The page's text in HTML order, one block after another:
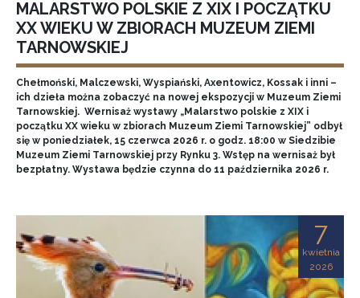
MALARSTWO POLSKIE Z XIX I POCZĄTKU
XX WIEKU W ZBIORACH MUZEUM ZIEMI
TARNOWSKIEJ
Chełmoński, Malczewski, Wyspiański, Axentowicz, Kossak i inni –
ich dzieła można zobaczyć na nowej ekspozycji w Muzeum Ziemi
Tarnowskiej. Wernisaż wystawy „Malarstwo polskie z XIX i
początku XX wieku w zbiorach Muzeum Ziemi Tarnowskiej” odbył
się w poniedziałek, 15 czerwca 2026 r. o godz. 18:00 w Siedzibie
Muzeum Ziemi Tarnowskiej przy Rynku 3. Wstęp na wernisaż był
bezpłatny. Wystawa będzie czynna do 11 października 2026 r.
7
kwietnia
2026